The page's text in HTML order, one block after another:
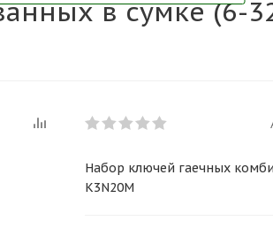
в сумке (6-
Набор ключей гаечных
K3N20M